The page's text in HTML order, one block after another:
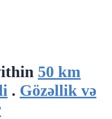
50 km
. Gözəllik və